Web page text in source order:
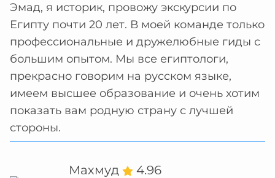
Эмад, я историк, провожу экскурсии по
Египту почти 20 лет. В моей команде только
профессиональные и дружелюбные гиды с
большим опытом. Мы все египтологи,
прекрасно говорим на русском языке,
имеем высшее образование и очень хотим
показать вам родную страну с лучшей
стороны.
Махмуд 4.96